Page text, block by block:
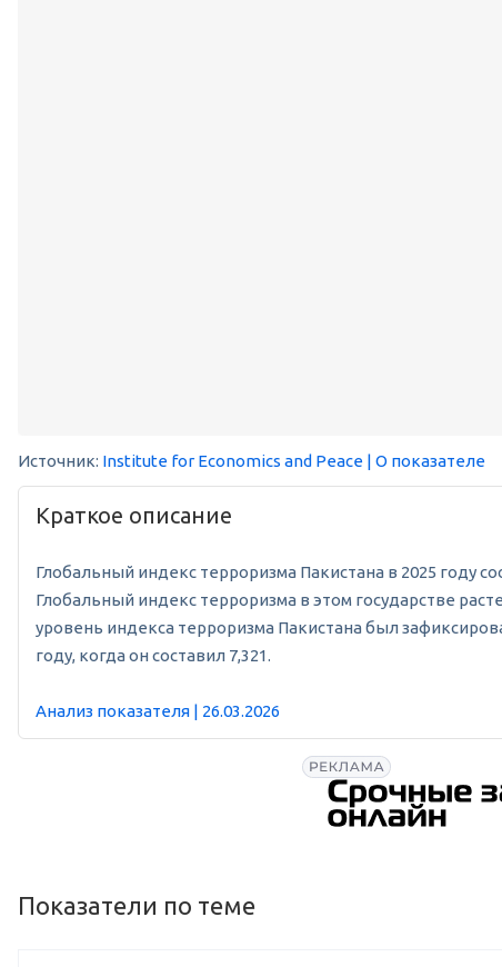
Источник: Institute for Economics and Peace | О показателе
Краткое описание
Глобальный индекс терроризма Пакистана в 2025 году
Глобальный индекс терроризма в этом государстве
уровень индекса терроризма Пакистана был
году, когда он составил 7,321.
Анализ показателя | 26.03.2026
Показатели по теме